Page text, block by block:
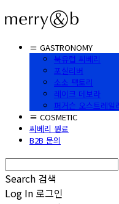
≡ GASTRONOMY
북유럽 씨베리
포실리버
소소 팩토리
레이크 데보라
퍼거슨 오스트레일
≡ COSMETIC
씨베리 원료
B2B 문의
Search 검색
Log In 로그인